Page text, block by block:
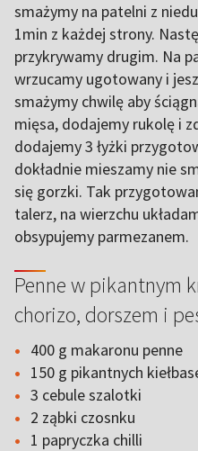
smażymy na patelni z
1min z każdej strony.
przykrywamy drugim. Na
wrzucamy ugotowany i
smażymy chwilę aby
mięsa, dodajemy rukolę i
dodajemy 3 łyżki
dokładnie mieszamy nie
się gorzki. Tak
talerz, na wierzchu
obsypujemy parmezanem.
Penne w pikantnym
chorizo, dorszem i
400 g makaronu penne
150 g pikantnych
3 cebule szalotki
2 ząbki czosnku
1 papryczka chilli